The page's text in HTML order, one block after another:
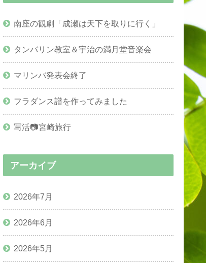
南座の観劇「成瀬は天下を取りに行く」
タンバリン教室＆宇治の満月堂音楽会
マリンバ発表会終了
フラダンス譜を作ってみました
写活📷宮崎旅行
アーカイブ
2026年7月
2026年6月
2026年5月